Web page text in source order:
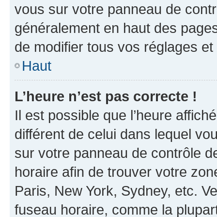
vous sur votre panneau de
généralement en haut des
de modifier tous vos réglages
Haut
L’heure n’est pas correcte !
Il est possible que l’heure
différent de celui dans lequel
sur votre panneau de contrôle
horaire afin de trouver votre
Paris, New York, Sydney, etc.
fuseau horaire, comme la